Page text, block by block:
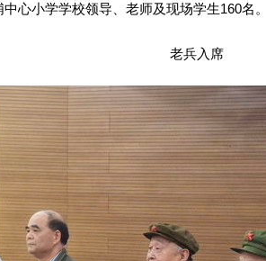
心小学学校领导、老师及现场学生160名。
老兵入席